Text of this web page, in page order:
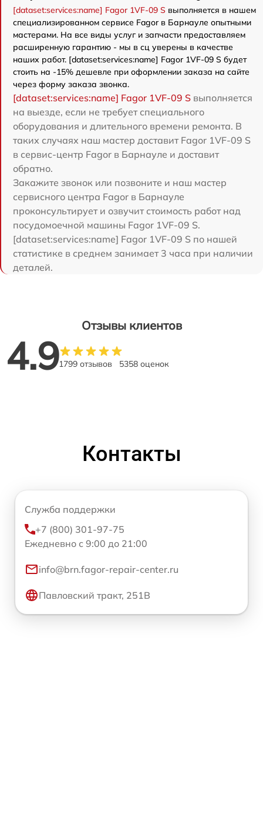
[dataset:services:name] Fagor 1VF-09 S выполняется в нашем
специализированном сервисе Fagor в Барнауле опытными
мастерами. На все виды услуг и запчасти предоставляем
расширенную гарантию - мы в сц уверены в качестве
наших работ. [dataset:services:name] Fagor 1VF-09 S будет
стоить на -15% дешевле при оформлении заказа на сайте
через форму заказа звонка.
[dataset:services:name] Fagor 1VF-09 S выполняется
на выезде, если не требует специального
оборудования и длительного времени ремонта. В
таких случаях наш мастер доставит Fagor 1VF-09 S
в сервис-центр Fagor в Барнауле и доставит
обратно.
Закажите звонок или позвоните и наш мастер
сервисного центра Fagor в Барнауле
проконсультирует и озвучит стоимость работ над
посудомоечной машины Fagor 1VF-09 S.
[dataset:services:name] Fagor 1VF-09 S по нашей
статистике в среднем занимает 3 часа при наличии
деталей.
Отзывы клиентов
4.91799 отзывов 5358 оценок
Контакты
Служба поддержки
+7 (800) 301-97-75
Ежедневно с 9:00 до 21:00
info@brn.fagor-repair-center.ru
Павловский тракт, 251В